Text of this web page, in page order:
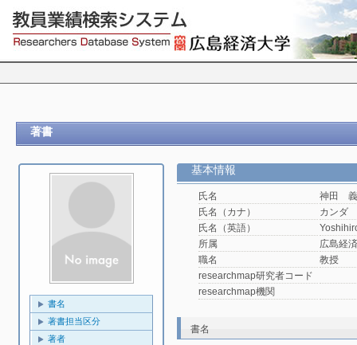
著書
書名
著書担当区分
著者
基本情報
氏名
神田
氏名（カナ）
カンダ
氏名（英語）
所属
広島経
職名
教授
researchmap研究者コード
researchmap機関
書名